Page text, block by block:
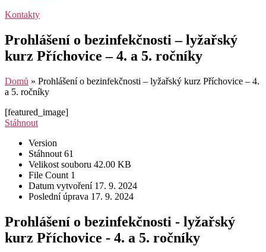
Kontakty
Prohlášení o bezinfekčnosti – lyžařský
kurz Příchovice – 4. a 5. ročníky
Domů » Prohlášení o bezinfekčnosti – lyžařský kurz Příchovice – 4.
a 5. ročníky
[featured_image]
Stáhnout
Version
Stáhnout 61
Velikost souboru 42.00 KB
File Count 1
Datum vytvoření 17. 9. 2024
Poslední úprava 17. 9. 2024
Prohlášení o bezinfekčnosti - lyžařský
kurz Příchovice - 4. a 5. ročníky